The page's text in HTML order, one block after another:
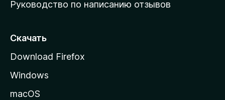
–
2
в
е
ю
т
а
н
Руководство по написанию отзывов
Скачать
Download Firefox
Windows
macOS